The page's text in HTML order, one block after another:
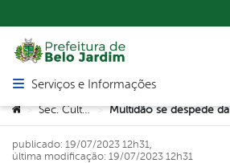
Abrir menu principal de navegação
Serviços e Informações
Você está aqui:
> Sec. Cultura >
publicado: 19/07/2023 12h31,
última modificação: 19/07/2023 12h31